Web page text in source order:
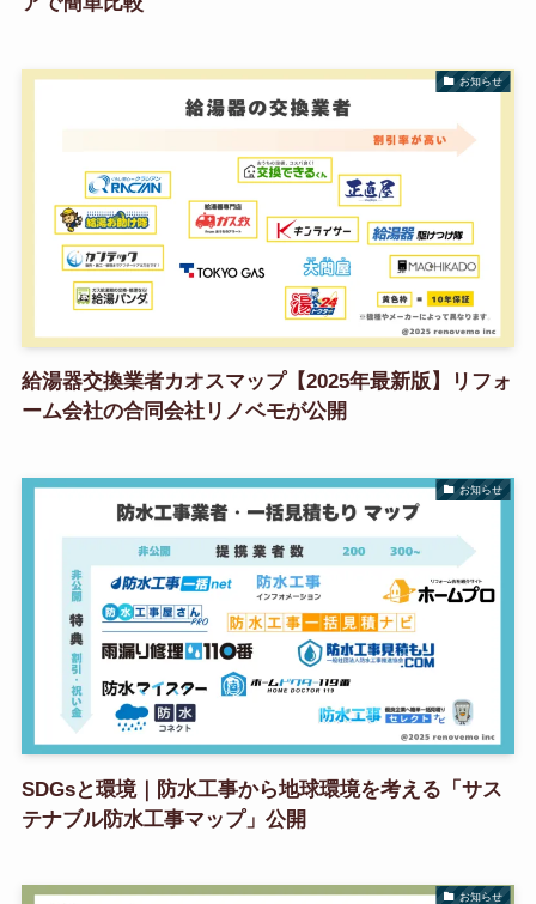
お知らせ
給湯器交換業者カオスマップ【2025年最新版】リフォ
ーム会社の合同会社リノベモが公開
お知らせ
SDGsと環境｜防水工事から地球環境を考える「サス
テナブル防水工事マップ」公開
お知らせ